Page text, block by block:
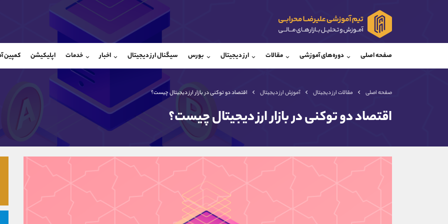
صفحه اصلی دوره‌های آموزشی مقالات ارز دیجیتال بورس سیگنال ارز دیجیتال اخبار خدمات اپلیکیشن کمپین
صفحه اصلی مقالات ارز دیجیتال آموزش ارز دیجیتال اقتصاد دو توکنی در بازار ارز دیجیتال چیست؟
اقتصاد دو توکنی در بازار ارز دیجیتال چیست؟
@Armteam_admin_104
شروع گفتگو
@Armteam_admin_33
118
واتساپ
داخلی
تلفن